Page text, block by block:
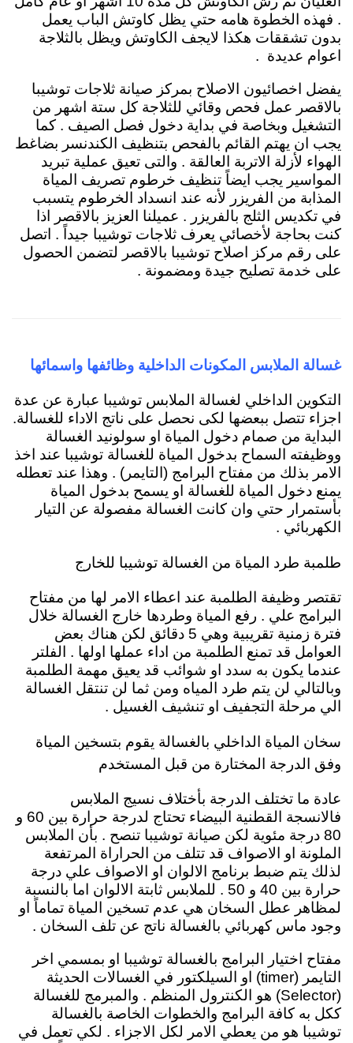
. فهذه الخطوة هامه حتي يظل كاوتش الباب يعمل
بدون تشققات هكذا لايجف الكاوتش ويظل بالثلاجة
اعوام عديدة .
يفضل اخصائيون الاصلاح بمركز صيانة ثلاجات توشيبا
بالاقصر عمل فحص وقائي للثلاجة كل ستة اشهر من
التشغيل وبخاصة في بداية دخول فصل الصيف . كما
يجب ان يهتم القائم بالفحص بتنظيف الكندنسر بضاغط
الهواء لأزلة الاتربة العالقة . والتى تعيق عملية تبريد
المواسير يجب ايضاً تنظيف خرطوم تصريف المياة
المذابة من الفريزر لأنه عند انسداد الخرطوم يتسبب
في تكديس الثلج بالفريزر . عميلنا العزيز بالاقصر اذا
كنت بحاجة لأخصائي يعرف ثلاجات توشيبا جيداً . اتصل
على رقم مركز اصلاح توشيبا بالاقصر لتضمن الحصول
على خدمة تصليح جيدة ومضمونة .
غسالة الملابس المكونات الداخلية وظائفها واسمائها
التكوين الداخلي لغسالة الملابس توشيبا عبارة عن عدة
اجزاء تتصل ببعضها لكى نحصل على ناتج الاداء للغسالة.
البداية من صمام دخول المياة او سولونيد الغسالة
ووظيفته السماح بدخول المياة للغسالة توشيبا عند اخذ
الامر بذلك من مفتاح البرامج (التايمر) . وهذا عند تعطله
يمنع دخول المياة للغسالة او يسمح بدخول المياة
بأستمرار حتي وان كانت الغسالة مفصولة عن التيار
الكهربائي .
طلمبة طرد المياة من الغسالة توشيبا للخارج
تقتصر وظيفة الطلمبة عند اعطاء الامر لها من مفتاح
البرامج علي . رفع المياة وطردها خارج الغسالة خلال
فترة زمنية تقريبية وهي 5 دقائق لكن هناك بعض
العوامل قد تمنع الطلمبة من اداء عملها اولها . الفلتر
عندما يكون به سدد او شوائب قد يعيق مهمة الطلمبة
وبالتالي لن يتم طرد المياه ومن ثما لن تنتقل الغسالة
الي مرحلة التجفيف او تنشيف الغسيل .
سخان المياة الداخلي بالغسالة يقوم بتسخين المياة
وفق الدرجة المختارة من قبل المستخدم
عادة ما تختلف الدرجة بأختلاف نسيج الملابس
فالانسجة القطنية البيضاء تحتاج لدرجة حرارة بين 60 و
80 درجة مئوية لكن صيانة توشيبا تنصح . بأن الملابس
الملونة او الاصواف قد تتلف من الحراراة المرتفعة
لذلك يتم ضبط برنامج الالوان او الاصواف علي درجة
حرارة بين 40 و 50 . للملابس ثابتة الالوان اما بالنسبة
لمظاهر عطل السخان هي عدم تسخين المياة تماماً او
وجود ماس كهربائي بالغسالة ناتج عن تلف السخان .
مفتاح اختيار البرامج بالغسالة توشيبا او بمسمي اخر
التايمر (timer) او السيلكتور في الغسالات الحديثة
(Selector) هو الكنترول المنظم . والمبرمج للغسالة
ككل به كافة البرامج والخطوات الخاصة بالغسالة
توشيبا هو من يعطي الامر لكل الاجزاء . لكي تعمل في